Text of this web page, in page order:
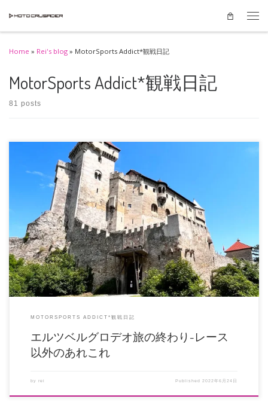
Skip to content
Home » Rei's blog » MotorSports Addict*観戦日記
MotorSports Addict*観戦日記
81 posts
6日間滞在したレオーベンのホテルを後にした。 エルツベルグにいた4日間、
貴重な体験ができた！ 滞在中 […]
MOTORSPORTS ADDICT*観戦日記
エルツベルグロデオ旅の終わり-レース
以外のあれこれ
by rei Published2022年6月24日